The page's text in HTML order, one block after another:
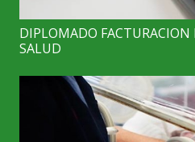
DIPLOMADO FACTURACION
SALUD